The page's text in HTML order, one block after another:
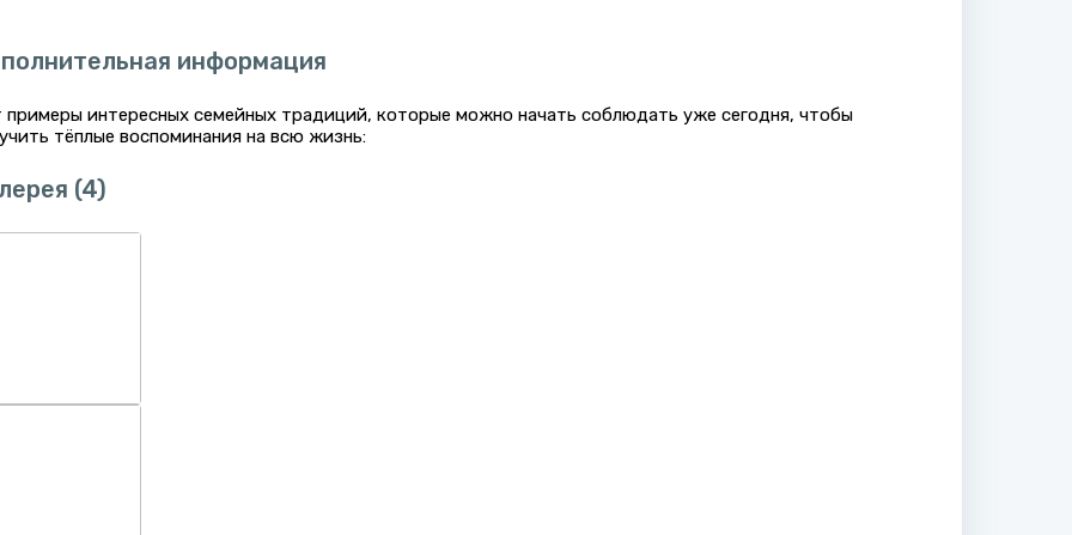
информация
примеры интересных семейных традиций, которые можно начать соблюдать уже сегодня, чтобы
тёплые воспоминания на всю жизнь:
(4)